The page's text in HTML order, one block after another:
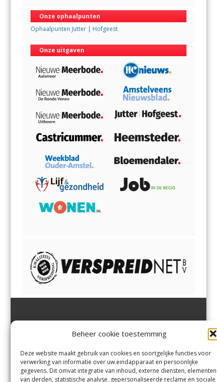
Beheer cookie toestemming
Deze website maakt gebruik van cookies en soortgelijke functies voor
verwerking van informatie over uw eindapparaat en persoonlijke
gegevens. Dit omvat integratie van inhoud, externe diensten, elementen
van derden, statistische analyse, gepersonaliseerde reclame en sociale
Onze ophaalpunten
Ophaalpunten Jutter | Hofgeest
Onze uitgaven
Margadantstraat 34
0255-533900
info@jutter.nlofinfo@hofgee
st.nl
Velserbroek,Velsen-Zuid,
Zuid,Driehuisen
Spaarnwoude.